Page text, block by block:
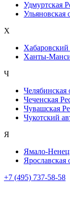
Удмуртская
Ульяновская
Х
Хабаровский
Ханты-
Ч
Челябинская
Чеченская
Чувашская
Чукотский
Я
Ямало-
Ярославская
+7 (495) 737-58-58